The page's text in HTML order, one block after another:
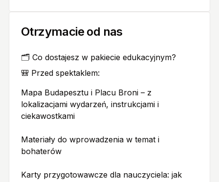
Otrzymacie od nas
🗂️ Co dostajesz w pakiecie edukacyjnym?
🎒 Przed spektaklem:
Mapa Budapesztu i Placu Broni – z
lokalizacjami wydarzeń, instrukcjami i
ciekawostkami
Materiały do wprowadzenia w temat i
bohaterów
Karty przygotowawcze dla nauczyciela: jak